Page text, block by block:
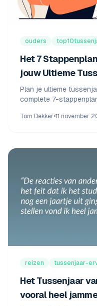
ouders
Het 7
jouw Ultieme
Plan je ultieme
complete 7-
en tussenjaar ideeën
Tom Dekker•11 november
reizen tussenjaar-
Het Tussenjaar
vooral heel